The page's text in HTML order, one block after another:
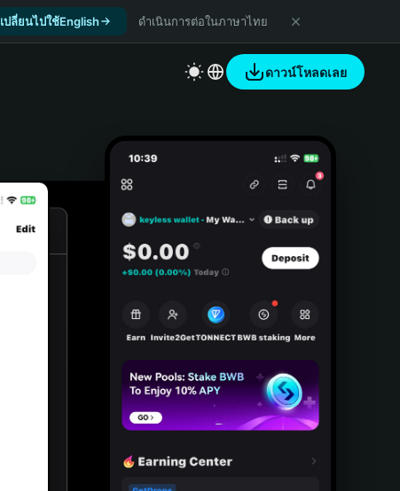
เปลี่ยนไปใช้English ดำเนินการต่อในภาษาไทย
ดาวน์โหลดเลย